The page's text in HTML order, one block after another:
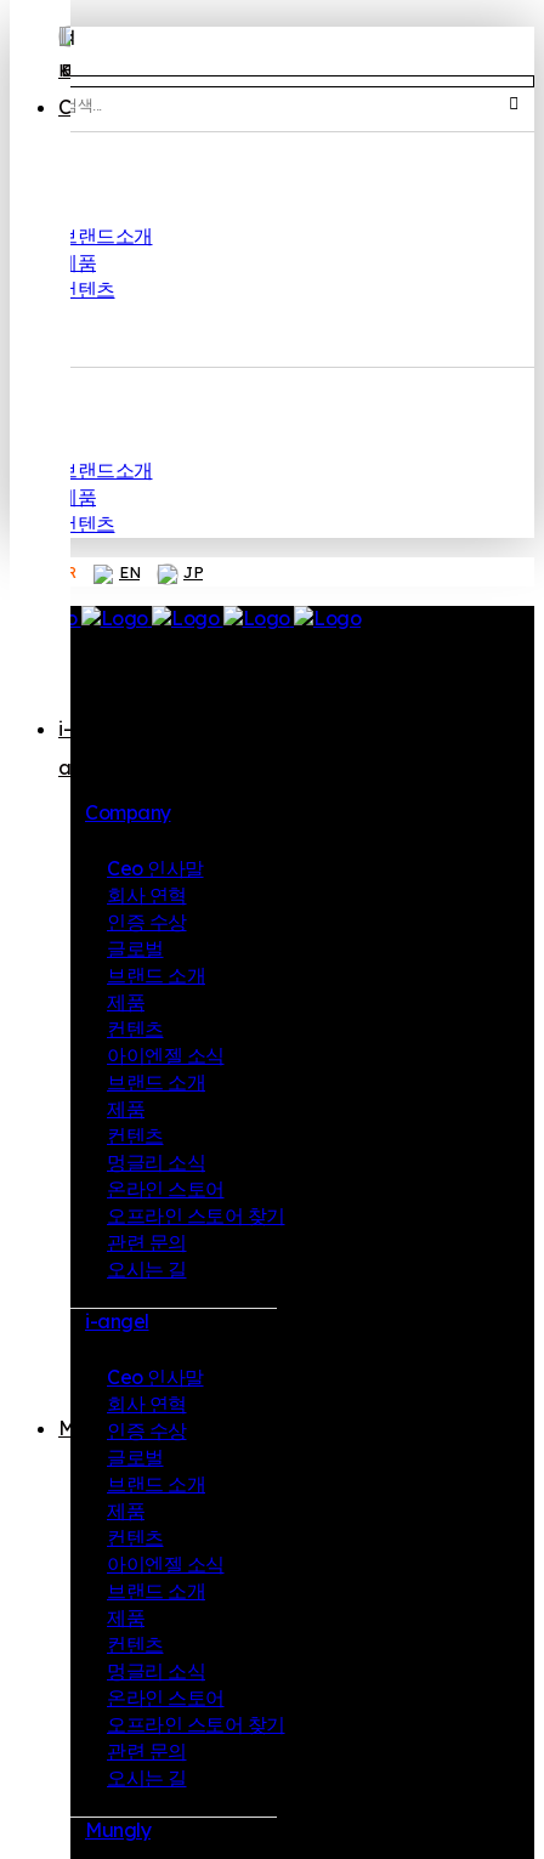
상품 검색
브랜드소개
제품
컨텐츠
브랜드소개
제품
컨텐츠
KR EN JP
Company
Ceo 인사말
회사 연혁
인증 수상
글로벌
브랜드 소개
제품
컨텐츠
아이엔젤 소식
브랜드 소개
제품
컨텐츠
멍글리 소식
온라인 스토어
오프라인 스토어 찾기
관련 문의
오시는 길
i-angel
Ceo 인사말
회사 연혁
인증 수상
글로벌
브랜드 소개
제품
컨텐츠
아이엔젤 소식
브랜드 소개
제품
컨텐츠
멍글리 소식
온라인 스토어
오프라인 스토어 찾기
관련 문의
오시는 길
Mungly
KR
EN
JP
Company
사
회
수
상
글
i-
angel
브
드
소
개
제
품
컨
텐
츠
아
이
엔
젤
식
Mungly
브
랜
드
소
개
제
품
컨
텐
츠